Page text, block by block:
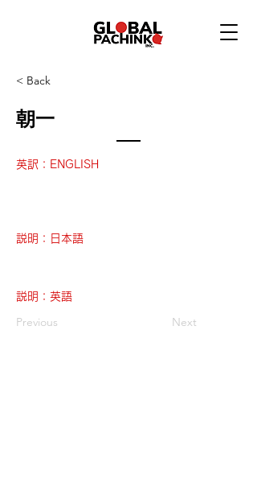
< Back
朝一
英訳：ENGLISH
説明：日本語
説明：英語
Previous Next